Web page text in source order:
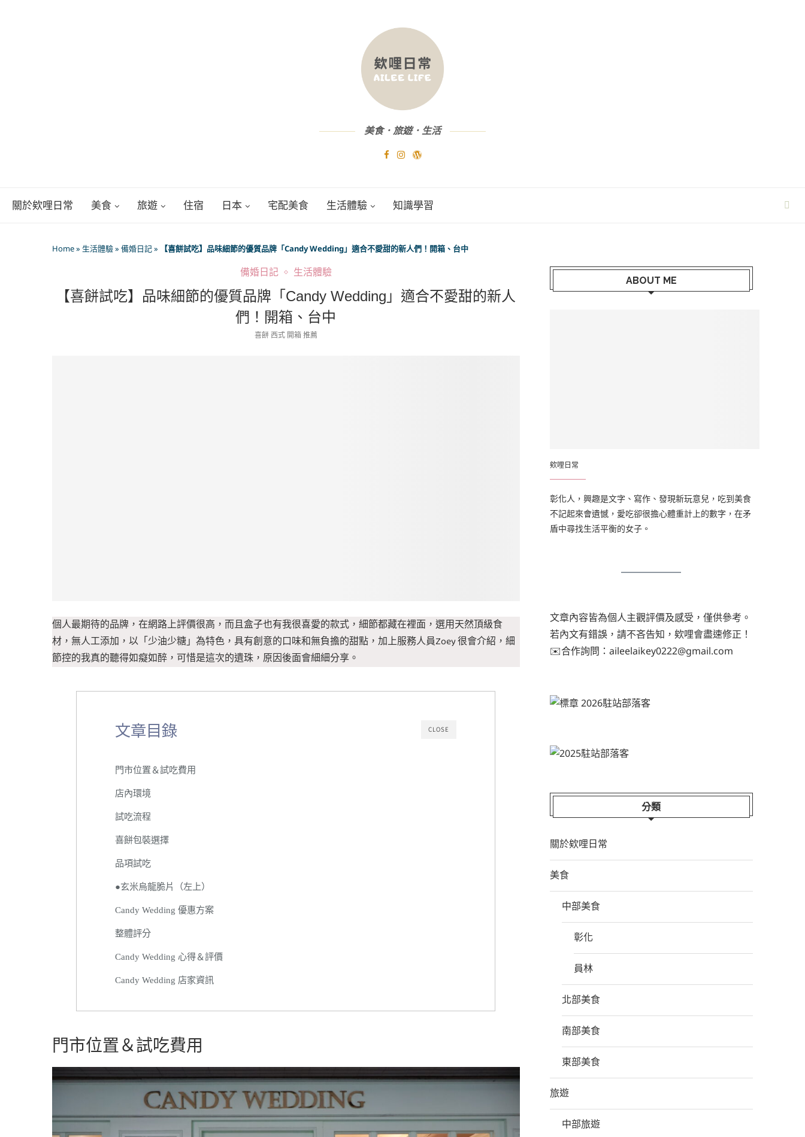
美食．旅遊．生活
關於欸哩日常 美食 旅遊 住宿 日本 宅配美食 生活體驗 知識學習
Home» 生活體驗» 備婚日記» 【喜餅試吃】品味細節的優質品牌「Candy Wedding」適合不愛甜的新人們！開箱、台中
備婚日記 生活體驗
【喜餅試吃】品味細節的優質品牌「Candy Wedding」適合不愛甜的新人
們！開箱、台中
喜餅 西式 開箱 推薦
個人最期待的品牌，在網路上評價很高，而且盒子也有我很喜愛的款式，細節都藏在裡面，選用天然頂級食
材，無人工添加，以「少油少糖」為特色，具有創意的口味和無負擔的甜點，加上服務人員Zoey 很會介紹，細
節控的我真的聽得如癡如醉，可惜是這次的遺珠，原因後面會細細分享。
CLOSE
文章目錄
門市位置＆試吃費用
店內環境
試吃流程
喜餅包裝選擇
品項試吃
●玄米烏龍脆片（左上）
Candy Wedding 優惠方案
整體評分
Candy Wedding 心得＆評價
Candy Wedding 店家資訊
門市位置＆試吃費用
ABOUT ME
欸哩日常
彰化人，興趣是文字、寫作、發現新玩意兒，吃到美食
不記起來會遺憾，愛吃卻很擔心體重計上的數字，在矛
盾中尋找生活平衡的女子。
文章內容皆為個人主觀評價及感受，僅供參考。
若內文有錯誤，請不吝告知，欸哩會盡速修正！
✉️合作詢問：aileelaikey0222@gmail.com
分類
關於欸哩日常
美食
中部美食
彰化
員林
北部美食
南部美食
東部美食
旅遊
中部旅遊